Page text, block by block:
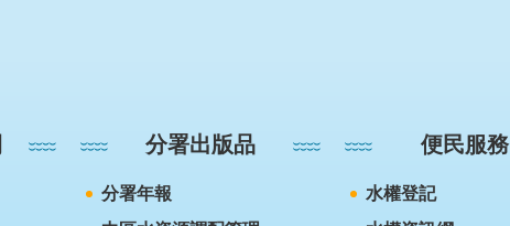
分署出版品
分署年報
便民服務
水權登記